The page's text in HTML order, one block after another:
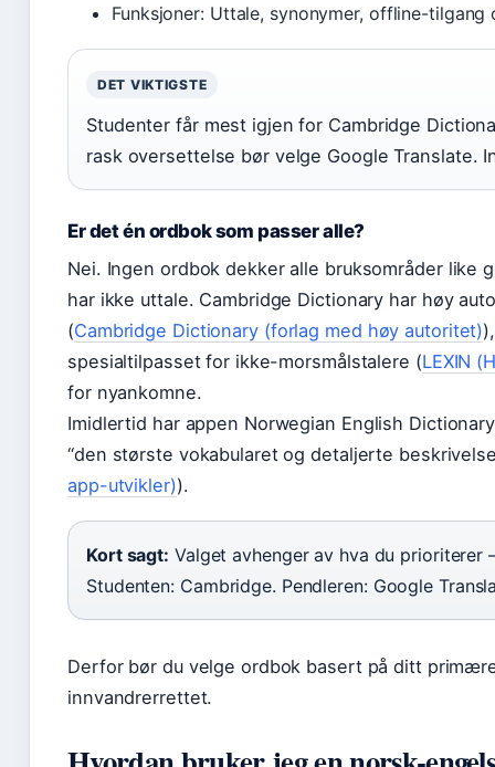
Funksjoner: Uttale, synonymer, offline-
DET VIKTIGSTE
Studenter får mest igjen for Cambridge
rask oversettelse bør velge Google Translate.
Er det én ordbok som passer alle?
Nei. Ingen ordbok dekker alle bruksområder
har ikke uttale. Cambridge Dictionary har høy
(Cambridge Dictionary (forlag med høy autoritet)
spesialtilpasset for ikke-morsmålstalere (LEXIN
for nyankomne.
Imidlertid har appen Norwegian English
“den største vokabularet og detaljerte
app-utvikler)).
Kort sagt: Valget avhenger av hva du prioriterer
Studenten: Cambridge. Pendleren: Google
Derfor bør du velge ordbok basert på ditt
innvandrerrettet.